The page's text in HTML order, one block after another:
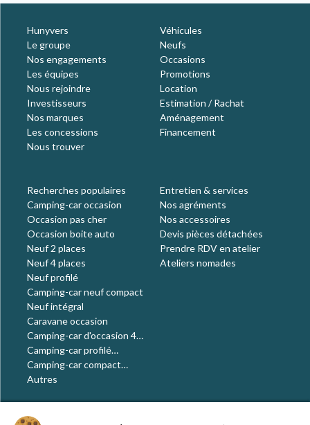
Hunyvers
Le groupe
Nos engagements
Les équipes
Nous rejoindre
Investisseurs
Nos marques
Les concessions
Nous trouver
Véhicules
Neufs
Occasions
Promotions
Location
Estimation / Rachat
Aménagement
Financement
Recherches populaires
Camping-car occasion
Occasion pas cher
Occasion boite auto
Neuf 2 places
Neuf 4 places
Neuf profilé
Camping-car neuf compact
Neuf intégral
Caravane occasion
Camping-car d'occasion 4
places
Camping-car profilé
occasion
Camping-car compact
occasion
Autres
Entretien & services
Nos agréments
Nos accessoires
Devis pièces détachées
Prendre RDV en atelier
Ateliers nomades